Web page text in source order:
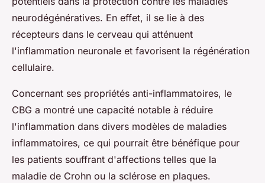
neurodégénératives. En effet, il se lie à des
récepteurs dans le cerveau qui atténuent
l'inflammation neuronale et favorisent la régénération
cellulaire.
Concernant ses propriétés anti-inflammatoires, le
CBG a montré une capacité notable à réduire
l'inflammation dans divers modèles de maladies
inflammatoires, ce qui pourrait être bénéfique pour
les patients souffrant d'affections telles que la
maladie de Crohn ou la sclérose en plaques.